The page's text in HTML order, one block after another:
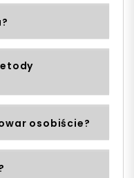
osobiście?